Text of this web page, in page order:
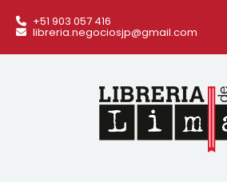
+51 903 057 416
libreria.negociosjp@gmail.com